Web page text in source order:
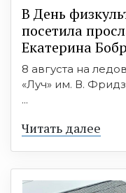
В День
посетила
Екатерина
8 августа на
«Луч» им. В.
...
Читать далее